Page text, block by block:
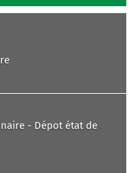
- Dépot état de